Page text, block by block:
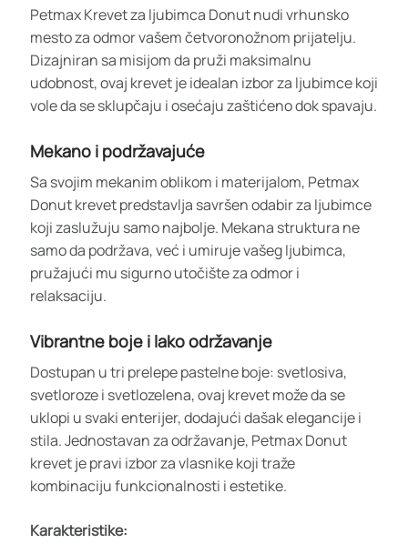
Petmax Krevet za ljubimca Donut nudi vrhunsko
mesto za odmor vašem četvoronožnom prijatelju.
Dizajniran sa misijom da pruži maksimalnu
udobnost, ovaj krevet je idealan izbor za ljubimce koji
vole da se sklupčaju i osećaju zaštićeno dok spavaju.
Mekano i podržavajuće
Sa svojim mekanim oblikom i materijalom, Petmax
Donut krevet predstavlja savršen odabir za ljubimce
koji zaslužuju samo najbolje. Mekana struktura ne
samo da podržava, već i umiruje vašeg ljubimca,
pružajući mu sigurno utočište za odmor i
relaksaciju.
Vibrantne boje i lako održavanje
Dostupan u tri prelepe pastelne boje: svetlosiva,
svetloroze i svetlozelena, ovaj krevet može da se
uklopi u svaki enterijer, dodajući dašak elegancije i
stila. Jednostavan za održavanje, Petmax Donut
krevet je pravi izbor za vlasnike koji traže
kombinaciju funkcionalnosti i estetike.
Karakteristike: